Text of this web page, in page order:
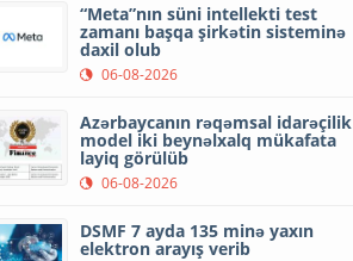
“Meta”nın süni intellekti test
zamanı başqa şirkətin sisteminə
daxil olub
06-08-2026
Azərbaycanın rəqəmsal idarəçilik
model iki beynəlxalq mükafata
layiq görülüb
06-08-2026
DSMF 7 ayda 135 minə yaxın
elektron arayış verib